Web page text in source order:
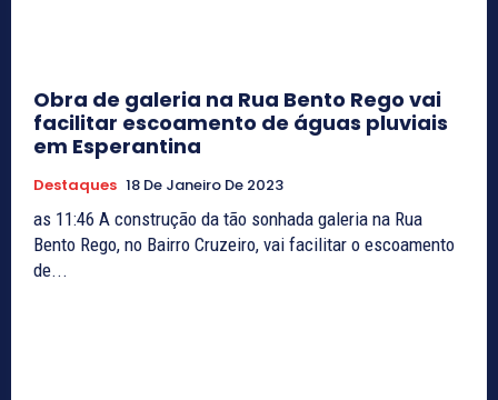
Obra de galeria na Rua Bento Rego vai
facilitar escoamento de águas pluviais
em Esperantina
Destaques 18 De Janeiro De 2023
as 11:46 A construção da tão sonhada galeria na Rua
Bento Rego, no Bairro Cruzeiro, vai facilitar o escoamento
de...